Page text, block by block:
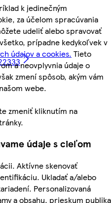
k jedinečným
za účelom spracúvania
udeliť alebo spravovať
prípadne kedykoľvek v
údajov a cookies. Tieto
a neovplyvnia údaje o
zmení spôsob, akým vám
webe.
zmeniť kliknutím na
údaje s cieľom
Aktívne skenovať
Ukladať a/alebo
Personalizovaná
a obsahu, prieskum publika